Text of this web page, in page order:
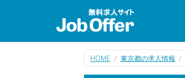
HOME 東京都の求人情報